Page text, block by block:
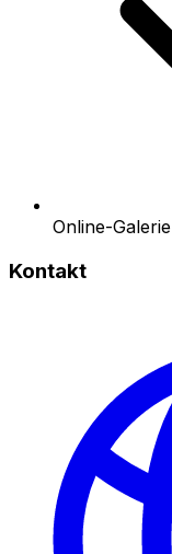
Online-Galerie
Kontakt